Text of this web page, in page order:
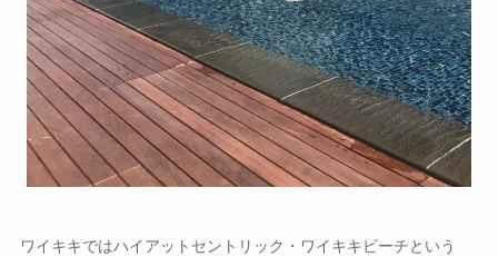
ワイキキではハイアットセントリック・ワイキキビーチという